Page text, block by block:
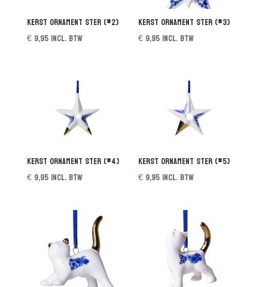
Kerst ornament Ster (#2)
€9,95 incl. btw
Kerst ornament Ster (#3)
€ 9,95 incl. btw
Kerst ornament Ster (#4)
€9,95 incl. btw
Kerst ornament Ster (#5)
€ 9,95 incl. btw